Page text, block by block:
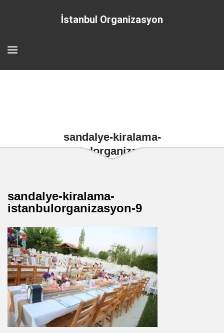
İstanbul Organizasyon
sandalye-kiralama-
istanbulorganizasyon-9
sandalye-kiralama-
istanbulorganizasyon-9